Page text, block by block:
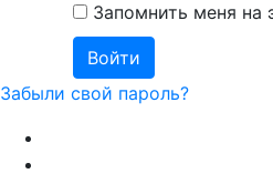
Запомнить меня на
Забыли свой пароль?